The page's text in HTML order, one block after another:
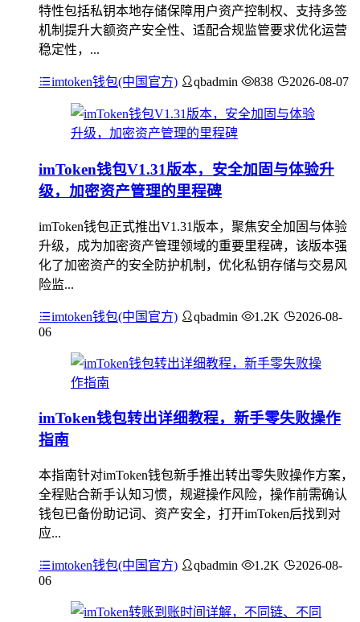
特性包括私钥本地存储保障用户资产控制权、支持多签
机制提升大额资产安全性、适配合规监管要求优化运营
稳定性，...
imtoken钱包(中国官方) qbadmin 838 2026-08-07
imToken钱包V1.31版本，安全加固与体验升
级，加密资产管理的里程碑
imToken钱包正式推出V1.31版本，聚焦安全加固与体验
升级，成为加密资产管理领域的重要里程碑，该版本强
化了加密资产的安全防护机制，优化私钥存储与交易风
险监...
imtoken钱包(中国官方) qbadmin 1.2K
2026-08-
06
imToken钱包转出详细教程，新手零失败操作
指南
本指南针对imToken钱包新手推出转出零失败操作方案，
全程贴合新手认知习惯，规避操作风险，操作前需确认
钱包已备份助记词、资产安全，打开imToken后找到对
应...
imtoken钱包(中国官方) qbadmin 1.2K
2026-08-
06